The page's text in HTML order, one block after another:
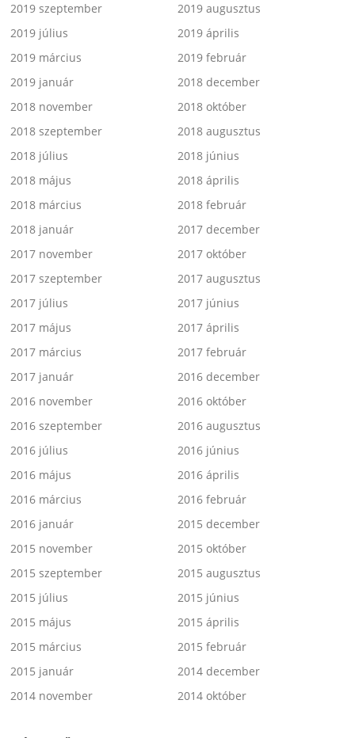
2019 szeptember
2019 augusztus
2019 július
2019 április
2019 március
2019 február
2019 január
2018 december
2018 november
2018 október
2018 szeptember
2018 augusztus
2018 július
2018 június
2018 május
2018 április
2018 március
2018 február
2018 január
2017 december
2017 november
2017 október
2017 szeptember
2017 augusztus
2017 július
2017 június
2017 május
2017 április
2017 március
2017 február
2017 január
2016 december
2016 november
2016 október
2016 szeptember
2016 augusztus
2016 július
2016 június
2016 május
2016 április
2016 március
2016 február
2016 január
2015 december
2015 november
2015 október
2015 szeptember
2015 augusztus
2015 július
2015 június
2015 május
2015 április
2015 március
2015 február
2015 január
2014 december
2014 november
2014 október